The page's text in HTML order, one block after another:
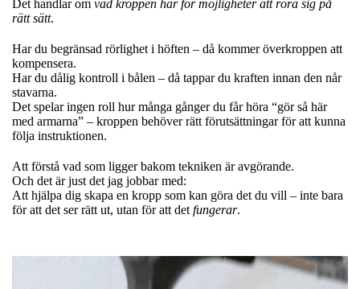
Det handlar om vad kroppen har för möjligheter att röra sig på
rätt sätt.
Har du begränsad rörlighet i höften – då kommer överkroppen att
kompensera.
Har du dålig kontroll i bålen – då tappar du kraften innan den når
stavarna.
Det spelar ingen roll hur många gånger du får höra “gör så här
med armarna” – kroppen behöver rätt förutsättningar för att kunna
följa instruktionen.
Att förstå vad som ligger bakom tekniken är avgörande.
Och det är just det jag jobbar med:
Att hjälpa dig skapa en kropp som kan göra det du vill – inte bara
för att det ser rätt ut, utan för att det fungerar.